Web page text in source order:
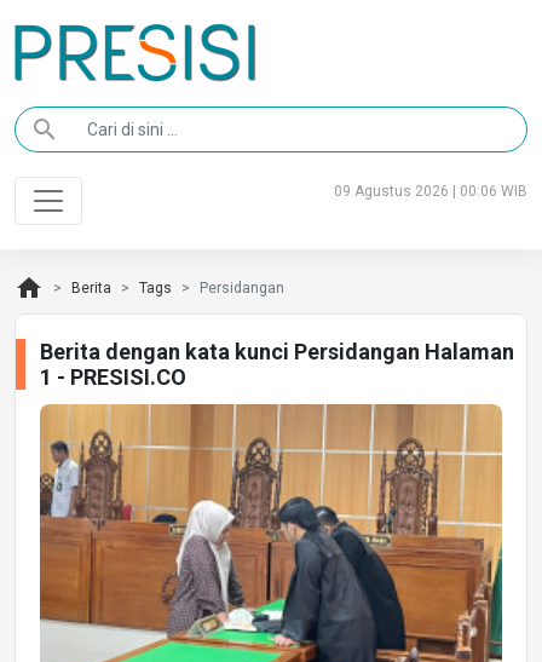
search
09 Agustus 2026 | 00:06 WIB
home Berita Tags Persidangan
Berita dengan kata kunci Persidangan Halaman
1 - PRESISI.CO